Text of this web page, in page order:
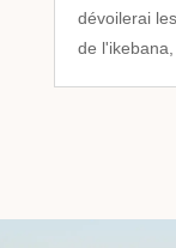
dévoilerai
de l'ikebana,